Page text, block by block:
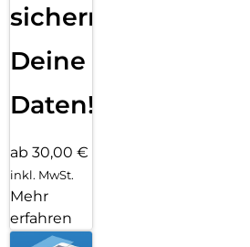
sichern
Deine
Daten!
ab 30,00 €
inkl. MwSt.
Mehr
erfahren